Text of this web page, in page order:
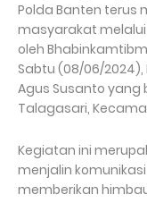
Polda Banten terus
masyarakat
oleh
Sabtu (08/06/2024),
Agus Susanto yang
Talagasari,
Kegiatan ini
menjalin
memberikan